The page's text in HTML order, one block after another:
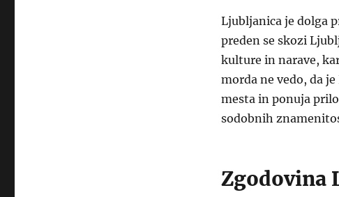
Ljubljanica je dolga
preden se skozi
kulture in narave,
morda ne vedo, da
mesta in ponuja
sodobnih
Zgodovina